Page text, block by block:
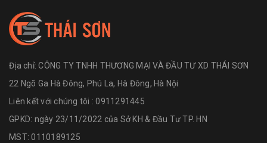
Địa chỉ:CÔNG TY TNHH THƯƠNG MẠI VÀ ĐẦU TƯ XD THÁI SƠN
22 Ngõ Ga Hà Đông, Phú La, Hà Đông, Hà Nội
Liên kết với chúng tôi : 0911291445
GPKD: ngày 23/11/2022 của Sở KH & Đầu Tư TP. HN
MST: 0110189125